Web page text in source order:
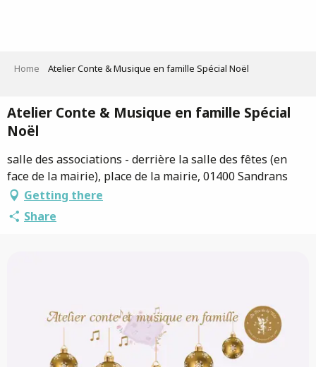
Home Atelier Conte & Musique en famille Spécial Noël
Atelier Conte & Musique en famille Spécial
Noël
salle des associations - derrière la salle des fêtes (en
face de la mairie), place de la mairie, 01400 Sandrans
Getting there
Share